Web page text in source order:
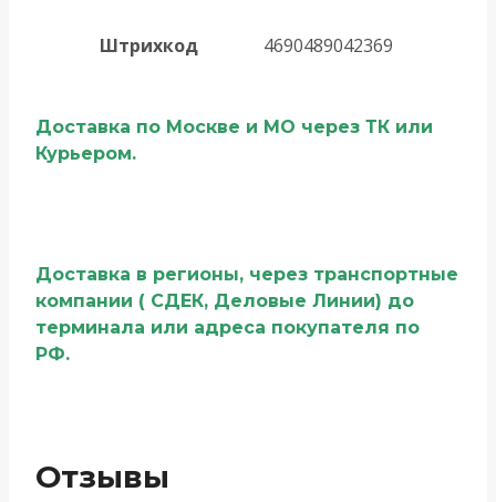
Штрихкод 4690489042369
Доставка по Москве и МО через ТК или
Курьером.
Доставка в регионы, через транспортные
компании ( СДЕК, Деловые Линии) до
терминала или адреса покупателя по
РФ.
Отзывы